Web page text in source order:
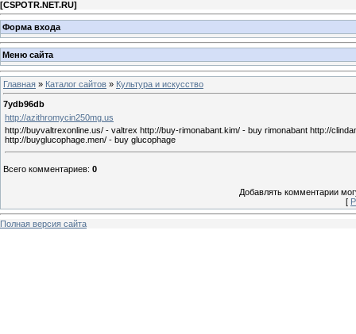
[CSPOTR.NET.RU]
Форма входа
Меню сайта
Главная » Каталог сайтов » Культура и искусство
7ydb96db
http://azithromycin250mg.us
http://buyvaltrexonline.us/ - valtrex http://buy-rimonabant.kim/ - buy rimonabant http://
http://buyglucophage.men/ - buy glucophage
Всего комментариев: 0
Добавлять комментарии
[
Полная версия сайта